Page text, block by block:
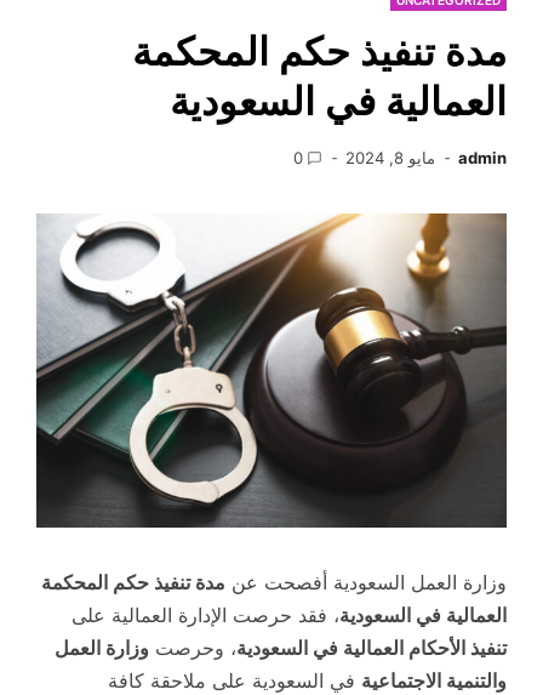
مدة تنفيذ حكم المحكمة
العمالية في السعودية
admin مايو 8, 2024 0
وزارة العمل السعودية أفصحت عن مدة تنفيذ حكم المحكمة
العمالية في السعودية، فقد حرصت الإدارة العمالية على
تنفيذ الأحكام العمالية في السعودية، وحرصت وزارة العمل
والتنمية الاجتماعية في السعودية على ملاحقة كافة